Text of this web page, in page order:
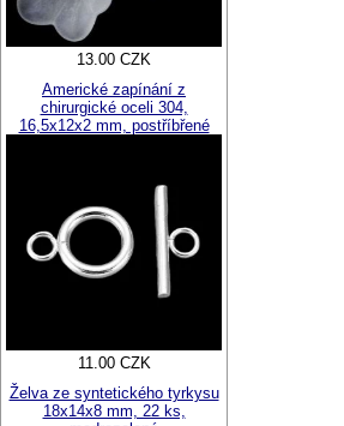
13.00 CZK
Americké zapínání z
chirurgické oceli 304,
16,5x12x2 mm, postříbřené
11.00 CZK
Želva ze syntetického tyrkysu
18x14x8 mm, 22 ks,